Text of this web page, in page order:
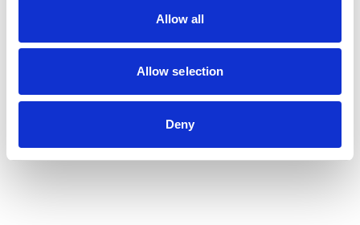
Allow all
Allow selection
Deny